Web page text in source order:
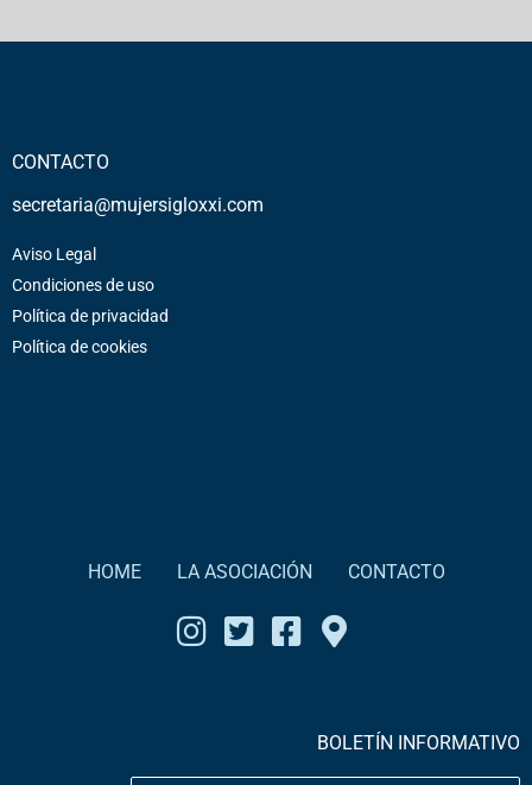
CONTACTO
secretaria@mujersigloxxi.com
Aviso Legal
Condiciones de uso
Política de privacidad
Política de cookies
HOME LA ASOCIACIÓN CONTACTO
BOLETÍN INFORMATIVO